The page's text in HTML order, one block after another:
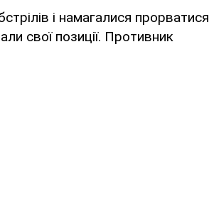
і намагалися прорватися
свої позиції. Противник